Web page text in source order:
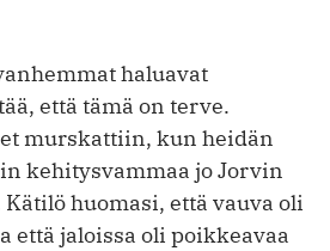
haluavat
että tämä on terve.
murskattiin, kun heidän
kehitysvammaa jo Jorvin
huomasi, että vauva oli
että jaloissa oli poikkeavaa